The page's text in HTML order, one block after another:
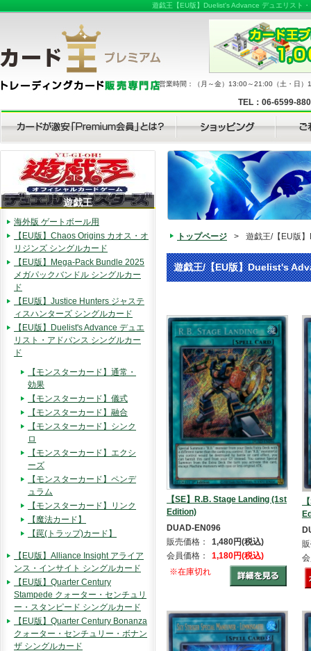
遊戯王【EU版】Duelist's Advance デュエリスト
営業時間：（月～金）13:00～21:00（土・日
TEL：06-6599-
トップページ > 遊戯王/【EU版
遊戯王/【EU版】Duelist's
【SE】R.B. Stage Landing (1st
Edition)
DUAD-EN096
販売価格：
1,480円(税込)
会員価格：
1,180円(税込)
※在庫切れ
遊戯王
海外版 ゲートボール用
【EU版】Chaos Origins カオス・オ
リジンズ シングルカード
【EU版】Mega-Pack Bundle 2025
メガパックバンドル シングルカー
ド
【EU版】Justice Hunters ジャステ
ィスハンターズ シングルカード
【EU版】Duelist's Advance デュエ
リスト・アドバンス シングルカー
ド
【モンスターカード】通常・
効果
【モンスターカード】儀式
【モンスターカード】融合
【モンスターカード】シンク
ロ
【モンスターカード】エクシ
ーズ
【モンスターカード】ペンデ
ュラム
【モンスターカード】リンク
【魔法カード】
【罠(トラップ)カード】
【EU版】Alliance Insight アライア
ンス・インサイト シングルカード
【EU版】Quarter Century
Stampede クォーター・センチュリ
ー・スタンピード シングルカード
【EU版】Quarter Century Bonanza
クォーター・センチュリー・ボナン
ザ シングルカード